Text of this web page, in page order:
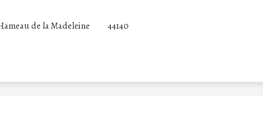
de la Madeleine 44140